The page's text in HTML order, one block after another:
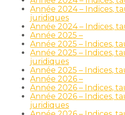
Année 2024 – Indices,
juridiques
Année 2024 – Indices,
Année 2025 –
Année 2025 – Indices,
Année 2025 – Indices,
juridiques
Année 2025 – Indices,
Année 2026 –
Année 2026 – Indices,
Année 2026 – Indices,
juridiques